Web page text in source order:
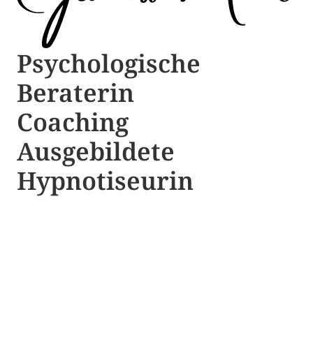
Psychologische ​​
Beraterin
Coaching
Ausgebildete​ ​
Hypnotiseurin